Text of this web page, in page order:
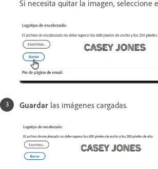
Si necesita quitar la imagen, seleccione
Guardar las imágenes cargadas.